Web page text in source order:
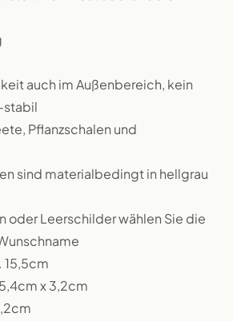
auch im Außenbereich, kein
stabil
Pflanzschalen und
sind materialbedingt in hellgrau
oder Leerschilder wählen Sie die
15,5cm
x 3,2cm